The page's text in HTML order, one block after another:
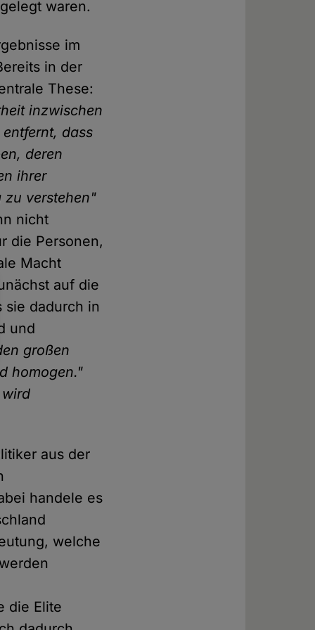
waren.
im
in der
These:
inzwischen
dass
deren
ihrer
zu verstehen"
nicht
die Personen,
Macht
auf die
sie dadurch in
und
großen
homogen."
aus der
handele es
welche
die Elite